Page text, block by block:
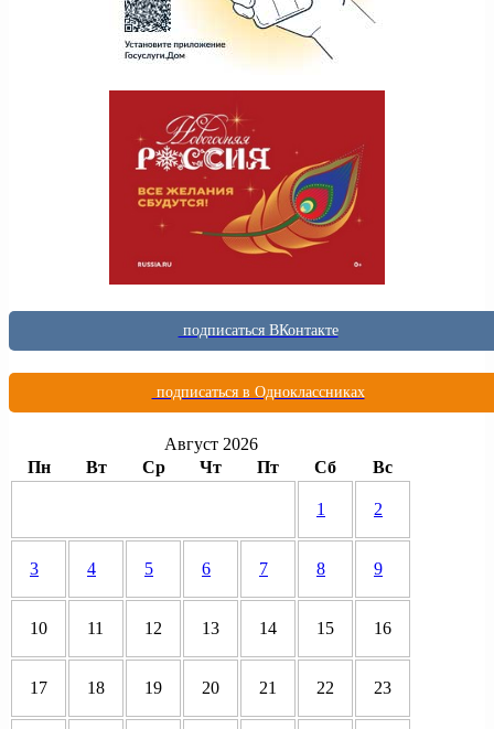
подписаться ВКонтакте
подписаться в Одноклассниках
Август 2026
Пн
Вт Ср Чт Пт Сб Вс
1 2
3 4 5 6 7 8 9
10 11 12 13 14 15 16
17 18 19 20 21 22 23